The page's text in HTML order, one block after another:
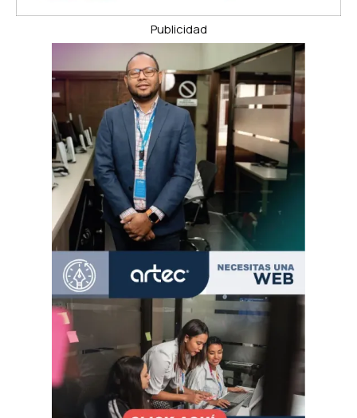
Publicidad